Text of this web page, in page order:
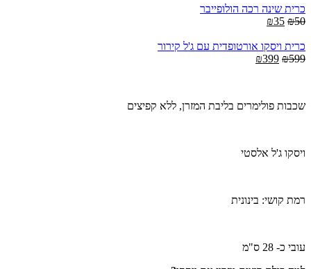
was:
₪499.
is:
כרית שינה רכה הולופייבר
₪50
Original
was:
₪50.
₪35
is:
₪35.
כרית ויסקו אורטופדית עם ג'ל קירור
₪599
Original
₪399
שכבות פולימרים בליבת המזרן, ללא קפיצים
ויסקו ג'ל אלסטי
רמת קושי: בינונית
עובי כ- 28 ס"מ